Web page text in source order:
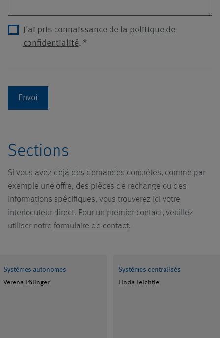
J'ai pris connaissance de la politique de
confidentialité. *
Envoi
Sections
Si vous avez déjà des demandes concrètes, comme par
exemple une offre, des pièces de rechange ou des
informations spécifiques, vous trouverez ici votre
interlocuteur direct. Pour un premier contact, veuillez
utiliser notre formulaire de contact.
Systèmes autonomes
Verena Eßlinger
Systèmes centralisés
Linda Leichtle